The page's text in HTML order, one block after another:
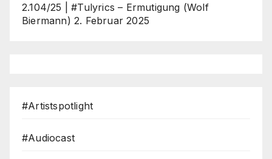
2.104/25 | #Tulyrics – Ermutigung (Wolf
Biermann) 2. Februar 2025
#Artistspotlight
#Audiocast